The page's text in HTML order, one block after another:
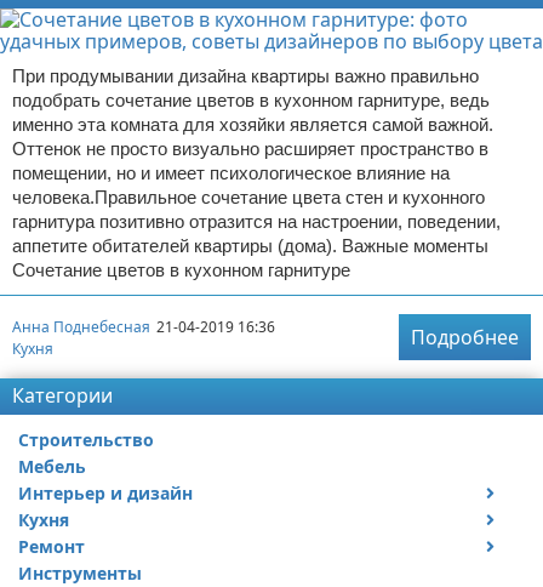
При продумывании дизайна квартиры важно правильно
подобрать сочетание цветов в кухонном гарнитуре, ведь
именно эта комната для хозяйки является самой важной.
Оттенок не просто визуально расширяет пространство в
помещении, но и имеет психологическое влияние на
человека.Правильное сочетание цвета стен и кухонного
гарнитура позитивно отразится на настроении, поведении,
аппетите обитателей квартиры (дома). Важные моменты
Сочетание цветов в кухонном гарнитуре
Анна Поднебесная 21-04-2019 16:36
Кухня
Подробнее
Категории
Строительство
Мебель
Интерьер и дизайн
Дизайн дачи
Дизайн квартиры
Кухня
Посуда
Ремонт
Ремонт дачи
Инструменты